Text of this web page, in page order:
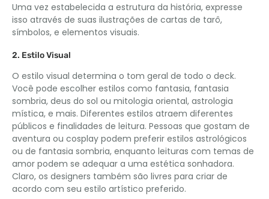
Uma vez estabelecida a estrutura da história, expresse
isso através de suas ilustrações de cartas de tarô,
símbolos, e elementos visuais.
2. Estilo Visual
O estilo visual determina o tom geral de todo o deck.
Você pode escolher estilos como fantasia, fantasia
sombria, deus do sol ou mitologia oriental, astrologia
mística, e mais. Diferentes estilos atraem diferentes
públicos e finalidades de leitura. Pessoas que gostam de
aventura ou cosplay podem preferir estilos astrológicos
ou de fantasia sombria, enquanto leituras com temas de
amor podem se adequar a uma estética sonhadora.
Claro, os designers também são livres para criar de
acordo com seu estilo artístico preferido.